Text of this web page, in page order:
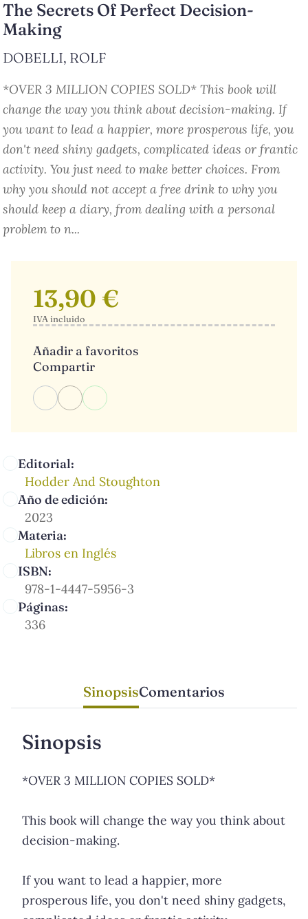
The Secrets Of Perfect Decision-
Making
DOBELLI, ROLF
*OVER 3 MILLION COPIES SOLD* This book will
change the way you think about decision-making. If
you want to lead a happier, more prosperous life, you
don't need shiny gadgets, complicated ideas or frantic
activity. You just need to make better choices. From
why you should not accept a free drink to why you
should keep a diary, from dealing with a personal
problem to n...
Editorial:
Hodder And Stoughton
Año de edición:
2023
Materia:
Libros en Inglés
ISBN:
978-1-4447-5956-3
Páginas:
336
13,90 €
IVA incluido
Añadir a favoritos
Compartir
SinopsisComentarios
Sinopsis
*OVER 3 MILLION COPIES SOLD*
This book will change the way you think about
decision-making.
If you want to lead a happier, more
prosperous life, you don't need shiny gadgets,